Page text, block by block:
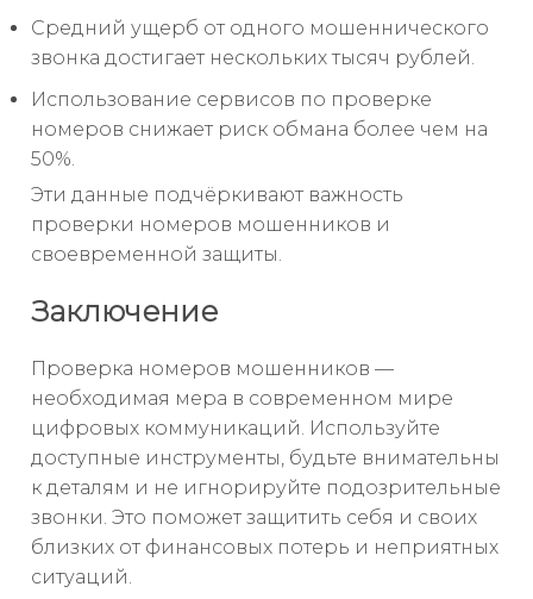
Средний ущерб от одного мошеннического
звонка достигает нескольких тысяч рублей.
Использование сервисов по проверке
номеров снижает риск обмана более чем на
50%.
Эти данные подчёркивают важность
проверки номеров мошенников и
своевременной защиты.
Заключение
Проверка номеров мошенников —
необходимая мера в современном мире
цифровых коммуникаций. Используйте
доступные инструменты, будьте внимательны
к деталям и не игнорируйте подозрительные
звонки. Это поможет защитить себя и своих
близких от финансовых потерь и неприятных
ситуаций.